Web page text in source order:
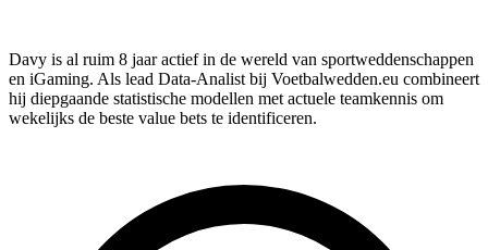
Davy is al ruim 8 jaar actief in de wereld van sportweddenschappen
en iGaming. Als lead Data-Analist bij Voetbalwedden.eu combineert
hij diepgaande statistische modellen met actuele teamkennis om
wekelijks de beste value bets te identificeren.